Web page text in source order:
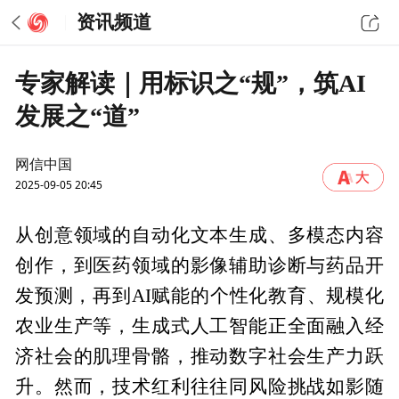
资讯频道
专家解读｜用标识之“规”，筑AI
发展之“道”
网信中国
2025-09-05 20:45
从创意领域的自动化文本生成、多模态内容
创作，到医药领域的影像辅助诊断与药品开
发预测，再到AI赋能的个性化教育、规模化
农业生产等，生成式人工智能正全面融入经
济社会的肌理骨骼，推动数字社会生产力跃
升。然而，技术红利往往同风险挑战如影随